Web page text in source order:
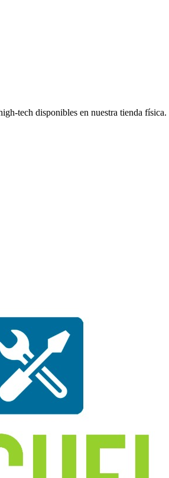
tech disponibles en nuestra tienda física.